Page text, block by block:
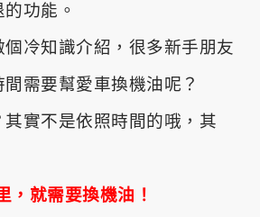
功能。
冷知識介紹，很多新手朋友
需要幫愛車換機油呢？
實不是依照時間的哦，其
，就需要換機油！